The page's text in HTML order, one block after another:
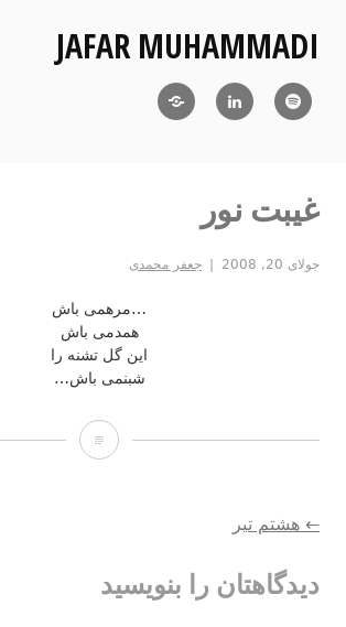
محتواJAFAR MUHAMMADI
غیبت نور
جولای 20, 2008 جعفر محمدی
…مرهمی باش
همدمی باش
این گل تشنه را
شبنمی باش…
غیبت
راهبری
نوشته‌ها
← هشتم تیر
دیدگاهتان را بنویسید